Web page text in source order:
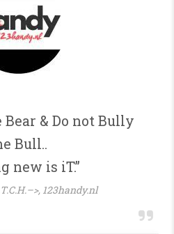
Bear & Do not Bully
Bull..
new is iT.”
123handy.nl